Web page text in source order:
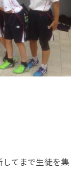
てまで生徒を集